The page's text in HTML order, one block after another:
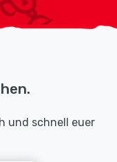
und schnell euer